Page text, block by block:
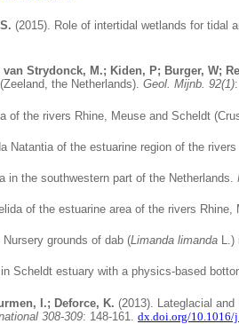
(2015). Role of intertidal wetlands for tidal
Strydonck, M.; Kiden, P; Burger, W;
the Netherlands). Geol. Mijnb. 92(1)
of the rivers Rhine, Meuse and Scheldt
Natantia of the estuarine region of the
in the southwestern part of the Netherlands.
of the estuarine area of the rivers
Nursery grounds of dab (Limanda limanda L.)
Scheldt estuary with a physics-based
I.; Deforce, K. (2013). Lateglacial
308-309: 148-161. dx.doi.org/10.1016/